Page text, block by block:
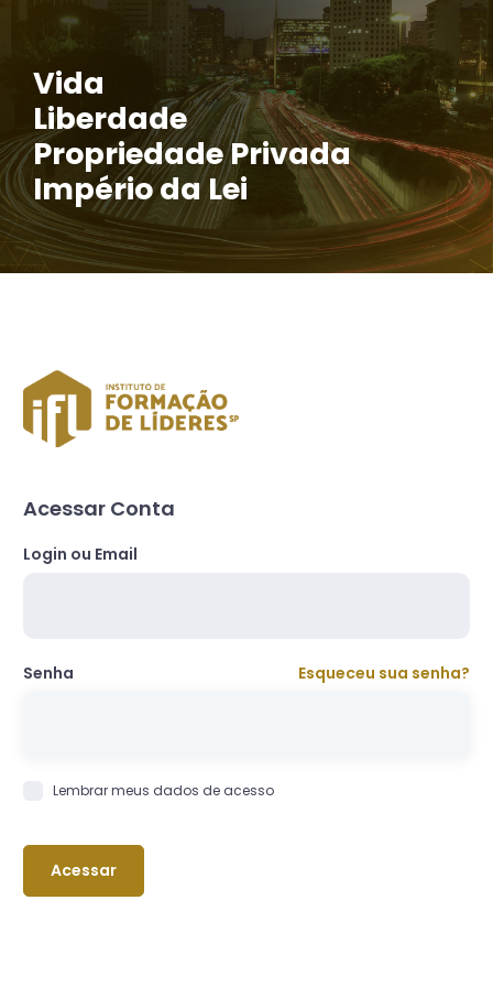
Acessar Conta
Login ou Email
Senha Esqueceu sua senha?
Lembrar meus dados de acesso
Acessar
Vida
Liberdade
Propriedade Privada
Império da Lei